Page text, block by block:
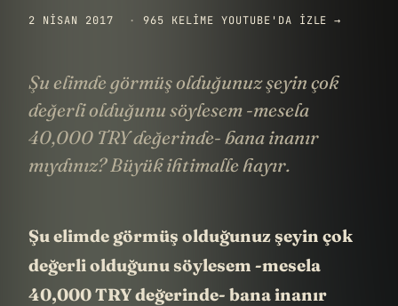
2 NISAN 2017 · 965 KELIME YOUTUBE'DA IZLE →
Şu elimde görmüş olduğunuz şeyin çok
değerli olduğunu söylesem -mesela
40,000 TRY değerinde- bana inanır
mıydınız? Büyük ihtimalle hayır.
Şu elimde görmüş olduğunuz şeyin çok
değerli olduğunu söylesem -mesela
40,000 TRY değerinde- bana inanır